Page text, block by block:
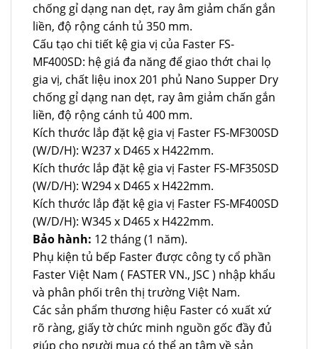
chống gỉ dạng nan dẹt, ray âm giảm chấn gắn
liền, độ rộng cánh tủ 350 mm.
Cấu tạo chi tiết kệ gia vị của Faster FS-
MF400SD: hệ giá đa năng để giao thớt chai lọ
gia vị, chất liệu inox 201 phủ Nano Supper Dry
chống gỉ dạng nan dẹt, ray âm giảm chấn gắn
liền, độ rộng cánh tủ 400 mm.
Kích thước lắp đặt kệ gia vị Faster FS-MF300SD
(W/D/H): W237 x D465 x H422mm.
Kích thước lắp đặt kệ gia vị Faster FS-MF350SD
(W/D/H): W294 x D465 x H422mm.
Kích thước lắp đặt kệ gia vị Faster FS-MF400SD
(W/D/H): W345 x D465 x H422mm.
Bảo hành: 12 tháng (1 năm).
Phụ kiện tủ bếp Faster được công ty cổ phần
Faster Việt Nam ( FASTER VN., JSC ) nhập khẩu
và phân phối trên thị trường Việt Nam.
Các sản phẩm thương hiệu Faster có xuất xứ
rõ ràng, giấy tờ chức minh nguồn gốc đầy đủ
giúp cho người mua có thể an tâm về sản